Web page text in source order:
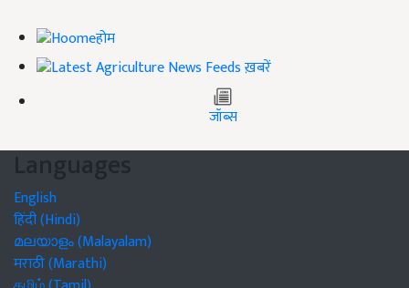
होम
ख़बरें
जॉब्स
Languages
English
हिंदी (Hindi)
മലയാളം (Malayalam)
मराठी (Marathi)